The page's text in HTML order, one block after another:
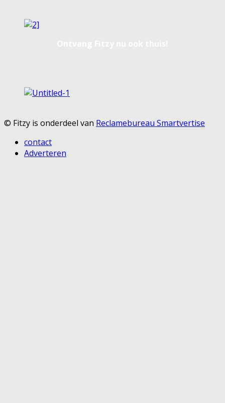
© Fitzy is onderdeel van Reclamebureau Smartvertise
contact
Adverteren